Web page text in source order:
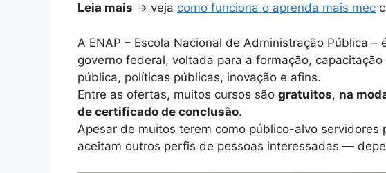
Leia mais -> veja como funciona o aprenda mais mec
A ENAP – Escola Nacional de Administração Pública
governo federal, voltada para a formação,
pública, políticas públicas, inovação e afins.
Entre as ofertas, muitos cursos são gratuitos, na
de certificado de conclusão.
Apesar de muitos terem como público-alvo servidores
aceitam outros perfis de pessoas interessadas —